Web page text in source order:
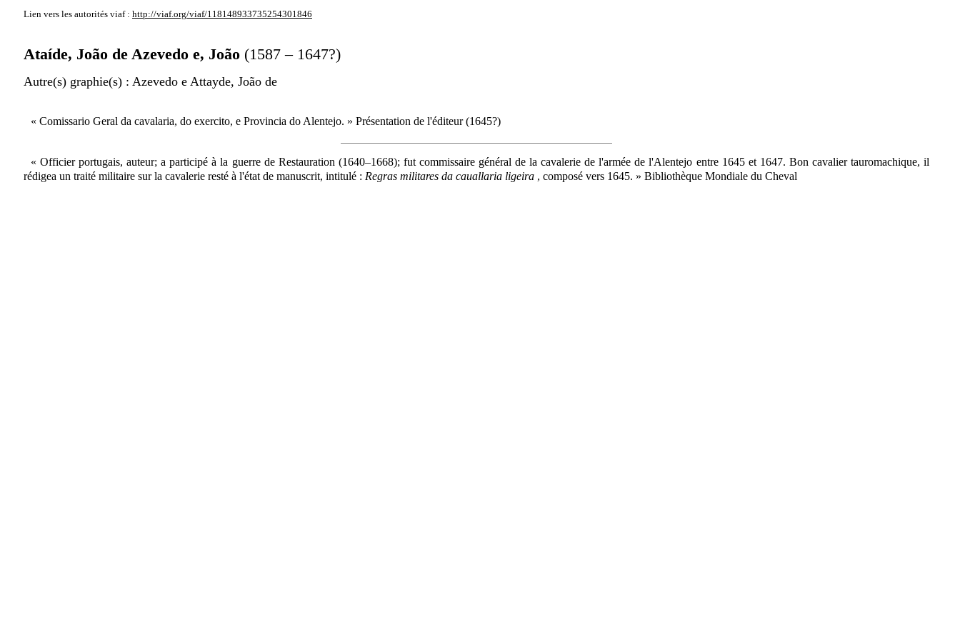
Lien vers les autorités viaf : http://viaf.org/viaf/118148933735254301846
Ataíde, João de Azevedo e, João (1587 – 1647?)
Autre(s) graphie(s) : Azevedo e Attayde, João de
« Comissario Geral da cavalaria, do exercito, e Provincia do Alentejo. » Présentation de l'éditeur (1645?)
« Officier portugais, auteur; a participé à la guerre de Restauration (1640–1668); fut commissaire général de la cavalerie de l'armée de l'Alentejo entre 1645 et 1647. Bon cavalier tauromachique, il
rédigea un traité militaire sur la cavalerie resté à l'état de manuscrit, intitulé : Regras militares da cauallaria ligeira , composé vers 1645. » Bibliothèque Mondiale du Cheval